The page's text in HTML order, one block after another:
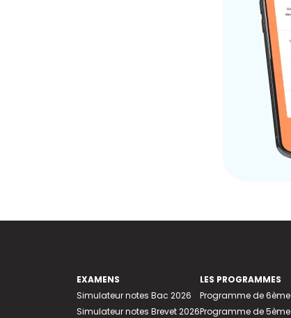
EXAMENS
Simulateur notes Bac 2026
Simulateur notes Brevet 2026
LES PROGRAMMES
Programme de 6ème
Programme de 5ème